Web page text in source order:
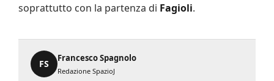
soprattutto con la partenza di Fagioli.
FS
Francesco Spagnolo
Redazione SpazioJ